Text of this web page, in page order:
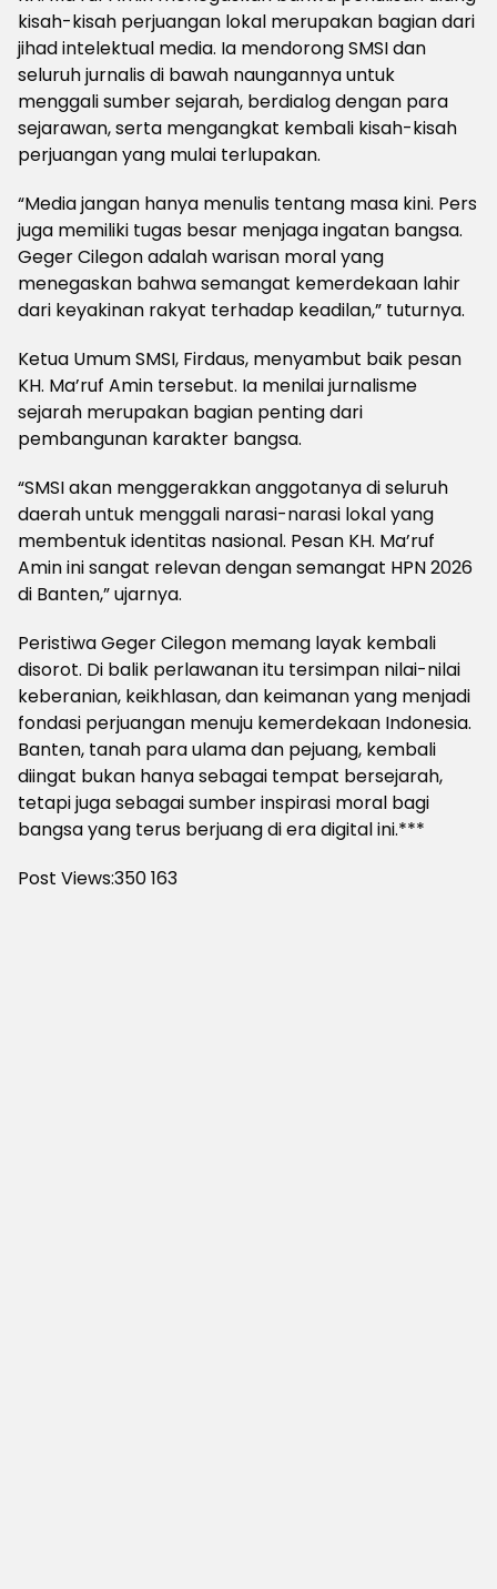
kisah-kisah perjuangan lokal merupakan bagian dari
jihad intelektual media. Ia mendorong SMSI dan
seluruh jurnalis di bawah naungannya untuk
menggali sumber sejarah, berdialog dengan para
sejarawan, serta mengangkat kembali kisah-kisah
perjuangan yang mulai terlupakan.
“Media jangan hanya menulis tentang masa kini. Pers
juga memiliki tugas besar menjaga ingatan bangsa.
Geger Cilegon adalah warisan moral yang
menegaskan bahwa semangat kemerdekaan lahir
dari keyakinan rakyat terhadap keadilan,” tuturnya.
Ketua Umum SMSI, Firdaus, menyambut baik pesan
KH. Ma’ruf Amin tersebut. Ia menilai jurnalisme
sejarah merupakan bagian penting dari
pembangunan karakter bangsa.
“SMSI akan menggerakkan anggotanya di seluruh
daerah untuk menggali narasi-narasi lokal yang
membentuk identitas nasional. Pesan KH. Ma’ruf
Amin ini sangat relevan dengan semangat HPN 2026
di Banten,” ujarnya.
Peristiwa Geger Cilegon memang layak kembali
disorot. Di balik perlawanan itu tersimpan nilai-nilai
keberanian, keikhlasan, dan keimanan yang menjadi
fondasi perjuangan menuju kemerdekaan Indonesia.
Banten, tanah para ulama dan pejuang, kembali
diingat bukan hanya sebagai tempat bersejarah,
tetapi juga sebagai sumber inspirasi moral bagi
bangsa yang terus berjuang di era digital ini.***
Post Views:350163